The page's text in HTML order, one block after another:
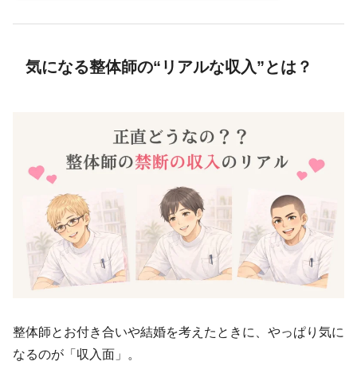
気になる整体師の“リアルな収入”とは？
整体師とお付き合いや結婚を考えたときに、やっぱり気に
なるのが「収入面」。